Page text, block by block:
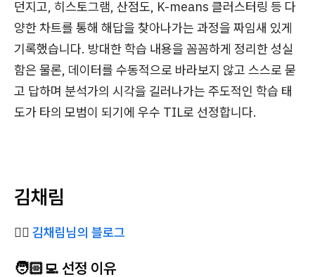
던지고, 히스토그램, 산점도, K-means 클러스터링 등 다
양한 차트를 통해 해답을 찾아나가는 과정을 짜임새 있게
기록했습니다. 방대한 학습 내용을 꼼꼼하게 정리한 성실
함은 물론, 데이터를 수동적으로 바라보지 않고 스스로 묻
고 답하며 분석가의 시각을 길러나가는 주도적인 학습 태
도가 타의 모범이 되기에 우수 TIL로 선정합니다.
김채림
✍🏻 김채림님의 블로그
🧑🏻‍💻 선정 이유